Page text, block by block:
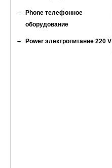
Phone телефонное
оборудование
Power электропитание 220 V